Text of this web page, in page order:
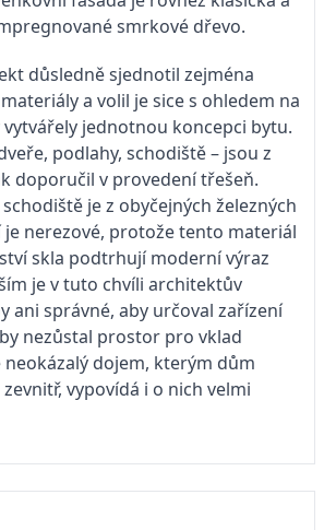
smrkové dřevo.
důsledně sjednotil zejména
a volil je sice s ohledem na
vytvářely jednotnou koncepci bytu.
podlahy, schodiště – jsou z
doporučil v provedení třešeň.
je z obyčejných železných
je nerezové, protože tento materiál
skla podtrhují moderní výraz
je v tuto chvíli architektův
ani správné, aby určoval zařízení
nezůstal prostor pro vklad
neokázalý dojem, kterým dům
vypovídá i o nich velmi